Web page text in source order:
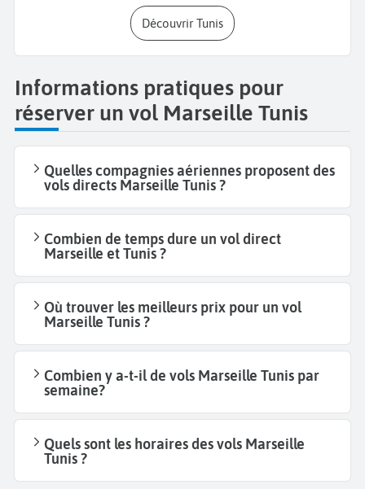
Découvrir Tunis
Informations pratiques pour
réserver un vol Marseille Tunis
Quelles compagnies aériennes proposent des
vols directs Marseille Tunis ?
Combien de temps dure un vol direct
Marseille et Tunis ?
Où trouver les meilleurs prix pour un vol
Marseille Tunis ?
Combien y a-t-il de vols Marseille Tunis par
semaine?
Quels sont les horaires des vols Marseille
Tunis ?